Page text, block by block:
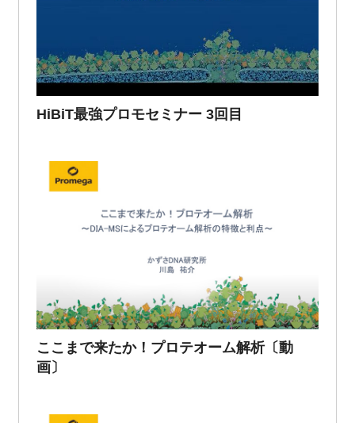
HiBiT最強プロモセミナー 3回目
ここまで来たか！プロテオーム解析〔動
画〕